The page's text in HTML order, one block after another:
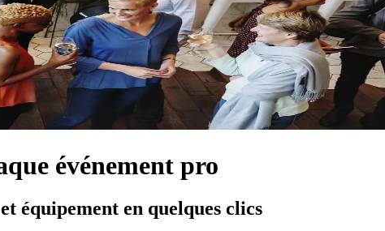
événement pro
équipement en quelques clics